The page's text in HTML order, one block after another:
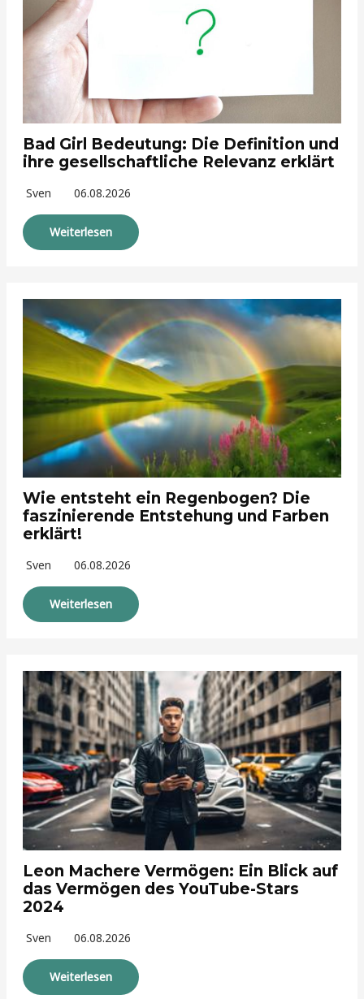
Bad Girl Bedeutung: Die Definition und
ihre gesellschaftliche Relevanz erklärt
Sven 06.08.2026
Weiterlesen
Wie entsteht ein Regenbogen? Die
faszinierende Entstehung und Farben
erklärt!
Sven 06.08.2026
Weiterlesen
Leon Machere Vermögen: Ein Blick auf
das Vermögen des YouTube-Stars
2024
Sven 06.08.2026
Weiterlesen